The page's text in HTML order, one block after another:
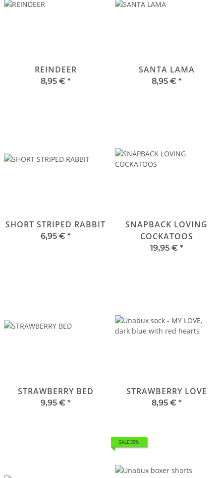
REINDEER
8,95 € *
SANTA LAMA
8,95 € *
SHORT STRIPED RABBIT
6,95 € *
SNAPBACK LOVING
COCKATOOS
19,95 € *
STRAWBERRY BED
9,95 € *
STRAWBERRY LOVE
8,95 € *
SALE 35%